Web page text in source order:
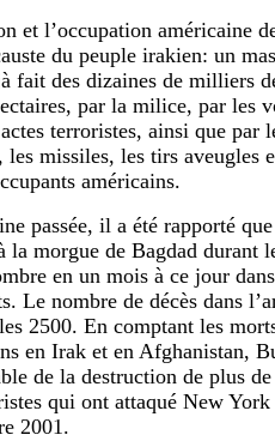
et l’occupation américaine
du peuple irakien: un
fait des dizaines de milliers
par la milice, par les
terroristes, ainsi que par
les missiles, les tirs aveugles
américains.
passée, il a été rapporté
la morgue de Bagdad durant
en un mois à ce jour
Le nombre de décès dans
2500. En comptant les
en Irak et en Afghanistan,
de la destruction de plus
qui ont attaqué New
2001.